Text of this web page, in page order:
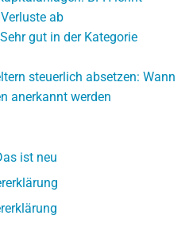
ab
gut in der Kategorie
steuerlich absetzen: Wann
anerkannt werden
ist neu